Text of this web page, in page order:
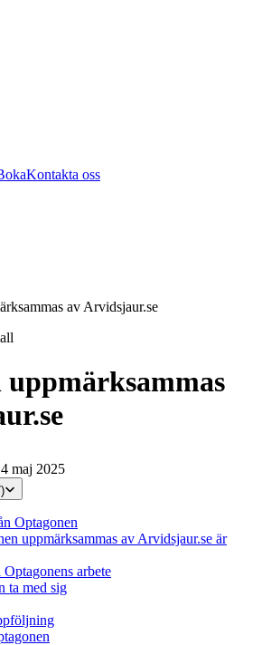
Kontakta oss
av Arvidsjaur.se
uppmärksammas
maj 2025
)
Optagonen
uppmärksammas av Arvidsjaur.se är
arbete
ta med sig